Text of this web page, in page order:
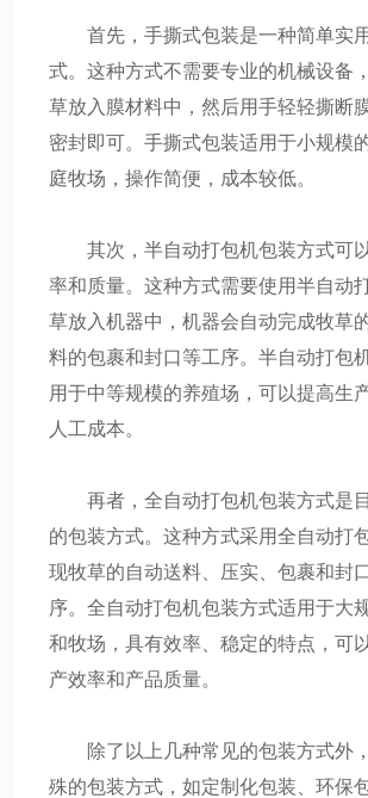
首先，手撕式包装是一种简单实
式。这种方式不需要专业的机械设备
草放入膜材料中，然后用手轻轻撕断
密封即可。手撕式包装适用于小规模
庭牧场，操作简便，成本较低。
其次，半自动打包机包装方式可
率和质量。这种方式需要使用半自动
草放入机器中，机器会自动完成牧草
料的包裹和封口等工序。半自动打包
用于中等规模的养殖场，可以提高生
人工成本。
再者，全自动打包机包装方式是
的包装方式。这种方式采用全自动打
现牧草的自动送料、压实、包裹和封
序。全自动打包机包装方式适用于大
和牧场，具有效率、稳定的特点，可
产效率和产品质量。
除了以上几种常见的包装方式外
殊的包装方式，如定制化包装、环保